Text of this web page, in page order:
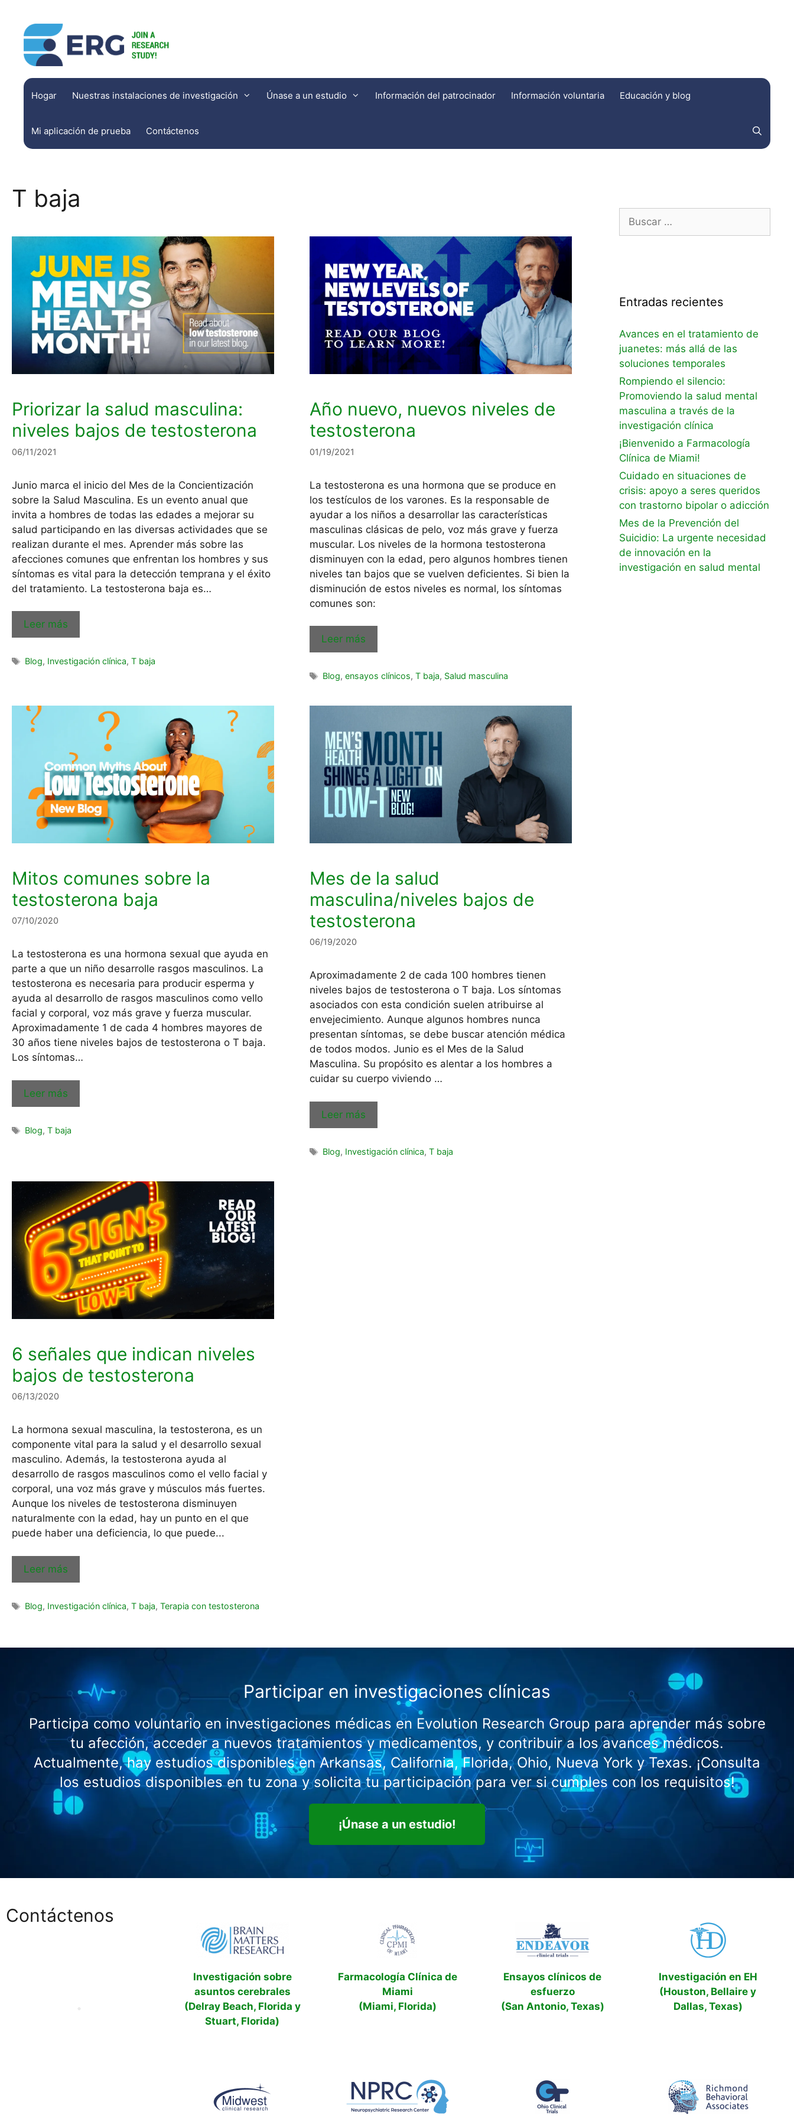
Hogar Nuestras instalaciones de investigación
Asociados del comportamiento de Richmond
Únase a un estudio Información del patrocinador Información voluntaria Educación y blog
Mi aplicación de prueba Contáctenos
T baja
Priorizar la salud masculina:
niveles bajos de testosterona
06/11/2021
Junio marca el inicio del Mes de la Concientización
sobre la Salud Masculina. Es un evento anual que
invita a hombres de todas las edades a mejorar su
salud participando en las diversas actividades que se
realizan durante el mes. Aprender más sobre las
afecciones comunes que enfrentan los hombres y sus
síntomas es vital para la detección temprana y el éxito
del tratamiento. La testosterona baja es…
Leer más
Blog, Investigación clínica, T baja
Año nuevo, nuevos niveles de
testosterona
01/19/2021
La testosterona es una hormona que se produce en
los testículos de los varones. Es la responsable de
ayudar a los niños a desarrollar las características
masculinas clásicas de pelo, voz más grave y fuerza
muscular. Los niveles de la hormona testosterona
disminuyen con la edad, pero algunos hombres tienen
niveles tan bajos que se vuelven deficientes. Si bien la
disminución de estos niveles es normal, los síntomas
comunes son:
Leer más
Blog, ensayos clínicos, T baja, Salud masculina
Mitos comunes sobre la
testosterona baja
07/10/2020
La testosterona es una hormona sexual que ayuda en
parte a que un niño desarrolle rasgos masculinos. La
testosterona es necesaria para producir esperma y
ayuda al desarrollo de rasgos masculinos como vello
facial y corporal, voz más grave y fuerza muscular.
Aproximadamente 1 de cada 4 hombres mayores de
30 años tiene niveles bajos de testosterona o T baja.
Los síntomas…
Leer más
Blog, T baja
Mes de la salud
masculina/niveles bajos de
testosterona
06/19/2020
Aproximadamente 2 de cada 100 hombres tienen
niveles bajos de testosterona o T baja. Los síntomas
asociados con esta condición suelen atribuirse al
envejecimiento. Aunque algunos hombres nunca
presentan síntomas, se debe buscar atención médica
de todos modos. Junio es el Mes de la Salud
Masculina. Su propósito es alentar a los hombres a
cuidar su cuerpo viviendo …
Leer más
Blog, Investigación clínica, T baja
6 señales que indican niveles
bajos de testosterona
06/13/2020
La hormona sexual masculina, la testosterona, es un
componente vital para la salud y el desarrollo sexual
masculino. Además, la testosterona ayuda al
desarrollo de rasgos masculinos como el vello facial y
corporal, una voz más grave y músculos más fuertes.
Aunque los niveles de testosterona disminuyen
naturalmente con la edad, hay un punto en el que
puede haber una deficiencia, lo que puede...
Leer más
Blog, Investigación clínica, T baja, Terapia con testosterona
Entradas recientes
Avances en el tratamiento de
juanetes: más allá de las
soluciones temporales
Rompiendo el silencio:
Promoviendo la salud mental
masculina a través de la
investigación clínica
¡Bienvenido a Farmacología
Clínica de Miami!
Cuidado en situaciones de
crisis: apoyo a seres queridos
con trastorno bipolar o adicción
Mes de la Prevención del
Suicidio: La urgente necesidad
de innovación en la
investigación en salud mental
Participar en investigaciones clínicas
Participa como voluntario en investigaciones médicas en Evolution Research Group para aprender más sobre
tu afección, acceder a nuevos tratamientos y medicamentos, y contribuir a los avances médicos.
Actualmente, hay estudios disponibles en Arkansas, California, Florida, Ohio, Nueva York y Texas. ¡Consulta
los estudios disponibles en tu zona y solicita tu participación para ver si cumples con los requisitos!
¡Únase a un estudio!
Contáctenos
Investigación sobre
asuntos cerebrales
(Delray Beach, Florida y
Stuart, Florida)
Farmacología Clínica de
Miami
(Miami, Florida)
Ensayos clínicos de
esfuerzo
(San Antonio, Texas)
Investigación en EH
(Houston, Bellaire y
Dallas, Texas)